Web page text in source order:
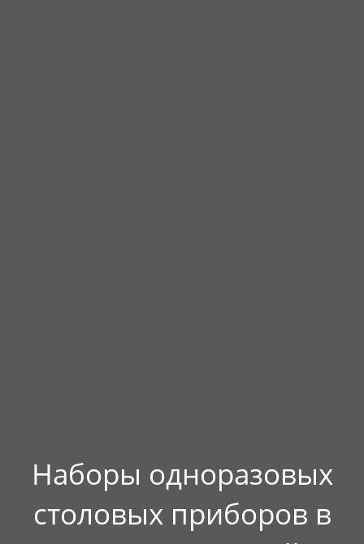
Наборы одноразовых
столовых приборов в